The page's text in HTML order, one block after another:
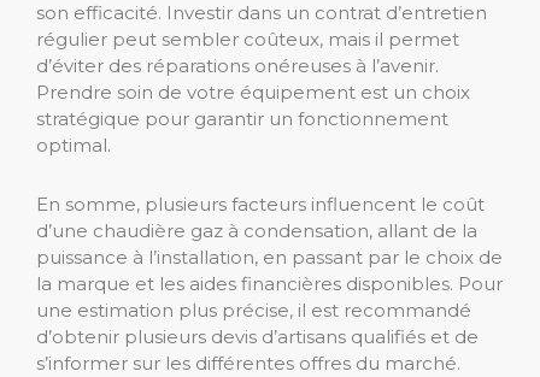
son efficacité. Investir dans un contrat d’entretien
régulier peut sembler coûteux, mais il permet
d’éviter des réparations onéreuses à l’avenir.
Prendre soin de votre équipement est un choix
stratégique pour garantir un fonctionnement
optimal.
En somme, plusieurs facteurs influencent le coût
d’une chaudière gaz à condensation, allant de la
puissance à l’installation, en passant par le choix de
la marque et les aides financières disponibles. Pour
une estimation plus précise, il est recommandé
d’obtenir plusieurs devis d’artisans qualifiés et de
s’informer sur les différentes offres du marché.